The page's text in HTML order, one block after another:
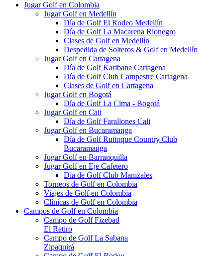
Jugar Golf en Colombia
Jugar Golf en Medellín
Día de Golf El Rodeo Medellín
Día de Golf La Macarena Rionegro
Clases de Golf en Medellín
Despedida de Solteros & Golf en Medellín
Jugar Golf en Cartagena
Día de Golf Karibana Cartagena
Día de Golf Club Campestre Cartagena
Clases de Golf en Cartagena
Jugar Golf en Bogotá
Día de Golf La Cima - Bogotá
Jugar Golf en Cali
Día de Golf Farallones Cali
Jugar Golf en Bucaramanga
Día de Golf Ruitoque Country Club
Bucaramanga
Jugar Golf en Barranquilla
Jugar Golf en Eje Cafetero
Día de Golf Club Manizales
Torneos de Golf en Colombia
Viajes de Golf en Colombia
Clínicas de Golf en Colombia
Campos de Golf en Colombia
Campo de Golf Fizebad
El Retiro
Campo de Golf La Sabana
Zipaquirá